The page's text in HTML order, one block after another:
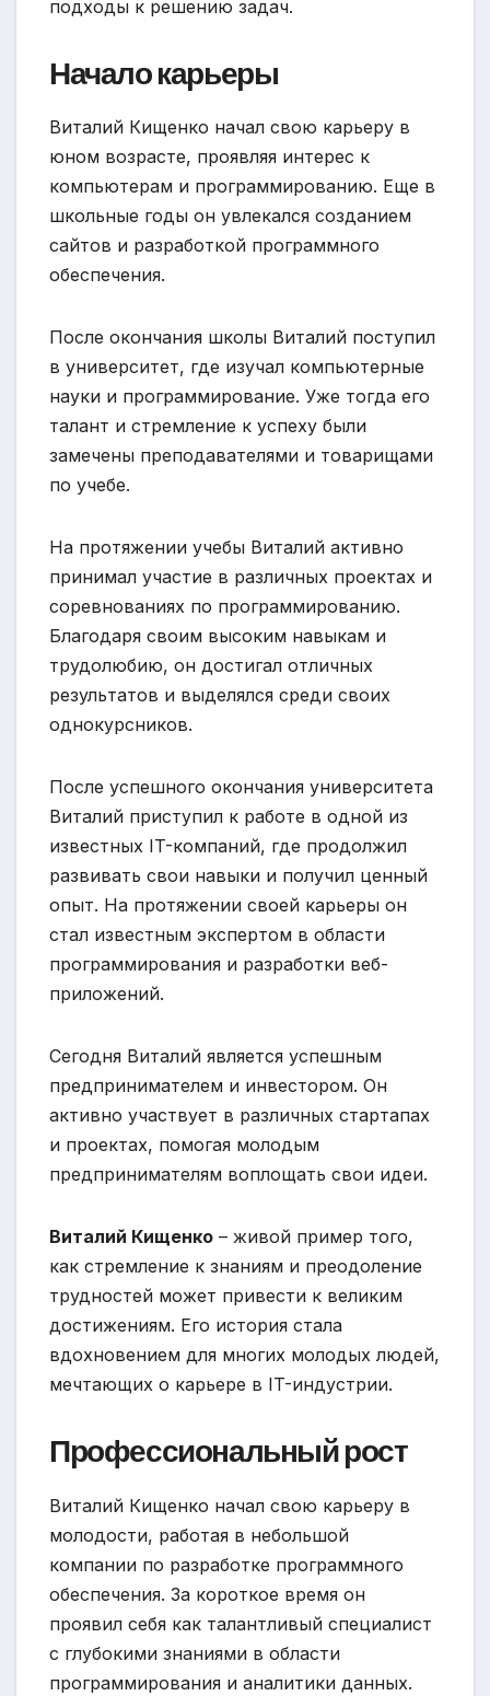
подходы к решению задач.
Начало карьеры
Виталий Кищенко начал свою карьеру в
юном возрасте, проявляя интерес к
компьютерам и программированию. Еще в
школьные годы он увлекался созданием
сайтов и разработкой программного
обеспечения.
После окончания школы Виталий поступил
в университет, где изучал компьютерные
науки и программирование. Уже тогда его
талант и стремление к успеху были
замечены преподавателями и товарищами
по учебе.
На протяжении учебы Виталий активно
принимал участие в различных проектах и
соревнованиях по программированию.
Благодаря своим высоким навыкам и
трудолюбию, он достигал отличных
результатов и выделялся среди своих
однокурсников.
После успешного окончания университета
Виталий приступил к работе в одной из
известных IT-компаний, где продолжил
развивать свои навыки и получил ценный
опыт. На протяжении своей карьеры он
стал известным экспертом в области
программирования и разработки веб-
приложений.
Сегодня Виталий является успешным
предпринимателем и инвестором. Он
активно участвует в различных стартапах
и проектах, помогая молодым
предпринимателям воплощать свои идеи.
Виталий Кищенко – живой пример того,
как стремление к знаниям и преодоление
трудностей может привести к великим
достижениям. Его история стала
вдохновением для многих молодых людей,
мечтающих о карьере в IT-индустрии.
Профессиональный рост
Виталий Кищенко начал свою карьеру в
молодости, работая в небольшой
компании по разработке программного
обеспечения. За короткое время он
проявил себя как талантливый специалист
с глубокими знаниями в области
программирования и аналитики данных.